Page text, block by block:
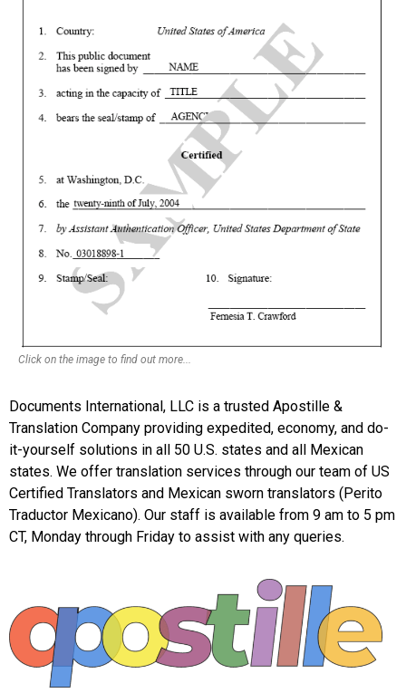
Click on the image to find out more...
Documents International, LLC is a trusted Apostille &
Translation Company providing expedited, economy, and do-
it-yourself solutions in all 50 U.S. states and all Mexican
states. We offer translation services through our team of US
Certified Translators and Mexican sworn translators (Perito
Traductor Mexicano). Our staff is available from 9 am to 5 pm
CT, Monday through Friday to assist with any queries.